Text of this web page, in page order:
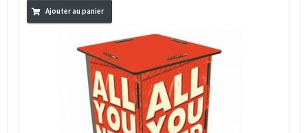
Ajouter au panier